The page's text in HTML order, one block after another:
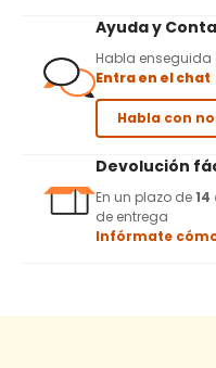
Ayuda y
Habla
Entra en el chat
Habla con
Devolución
En un plazo de
de entrega
Infórmate